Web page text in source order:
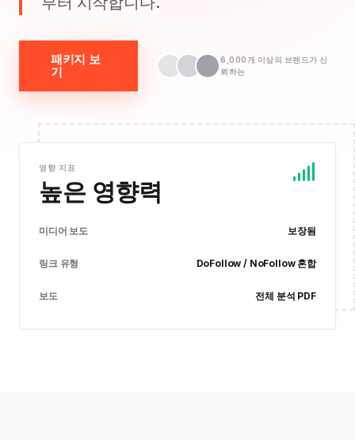
패키지 보
기
6,000개 이상의 브랜드가 신
뢰하는
영향 지표
높은 영향력
미디어 보도 보장됨
링크 유형 DoFollow / NoFollow 혼합
보도 전체 분석 PDF